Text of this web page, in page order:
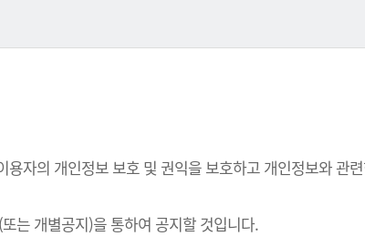
자의 개인정보 보호 및 권익을 보호하고 개인정보와 관
는 개별공지)을 통하여 공지할 것입니다.